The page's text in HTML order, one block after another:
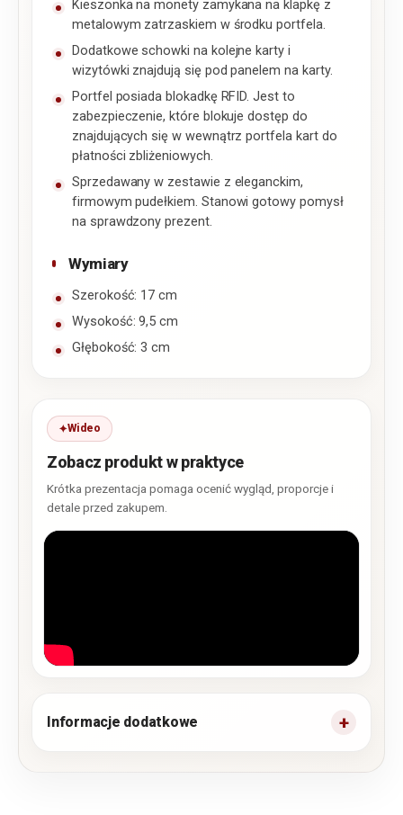
Kieszonka na monety zamykana na klapkę z
metalowym zatrzaskiem w środku portfela.
Dodatkowe schowki na kolejne karty i
wizytówki znajdują się pod panelem na karty.
Portfel posiada blokadkę RFID. Jest to
zabezpieczenie, które blokuje dostęp do
znajdujących się w wewnątrz portfela kart do
płatności zbliżeniowych.
Sprzedawany w zestawie z eleganckim,
firmowym pudełkiem. Stanowi gotowy pomysł
na sprawdzony prezent.
Wymiary
Szerokość: 17 cm
Wysokość: 9,5 cm
Głębokość: 3 cm
Wideo
Zobacz produkt w praktyce
Krótka prezentacja pomaga ocenić wygląd, proporcje i
detale przed zakupem.
Informacje dodatkowe